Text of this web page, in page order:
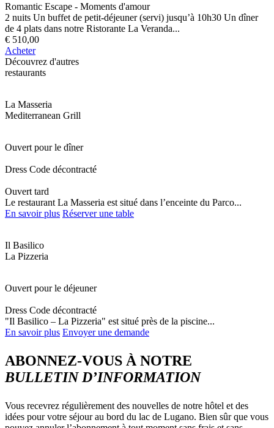
Romantic Escape - Moments d'amour
2 nuits Un buffet de petit-déjeuner (servi) jusqu’à 10h30 Un dîner
de 4 plats dans notre Ristorante La Veranda...
€ 510,00
Acheter
Découvrez d'autres
restaurants
La Masseria
Mediterranean Grill
Ouvert pour le dîner
Dress Code décontracté
Ouvert tard
Le restaurant La Masseria est situé dans l’enceinte du Parco...
En savoir plus Réserver une table
Il Basilico
La Pizzeria
Ouvert pour le déjeuner
Dress Code décontracté
"Il Basilico – La Pizzeria" est situé près de la piscine...
En savoir plus Envoyer une demande
ABONNEZ-VOUS À NOTRE
BULLETIN D’INFORMATION
Vous recevrez régulièrement des nouvelles de notre hôtel et des
idées pour votre séjour au bord du lac de Lugano. Bien sûr que vous